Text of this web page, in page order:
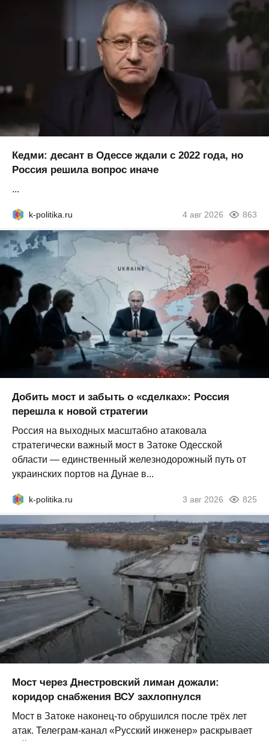
Кедми: десант в Одессе ждали с 2022 года, но
Россия решила вопрос иначе
...
k-politika.ru 4 авг 2026 863
Добить мост и забыть о «сделках»: Россия
перешла к новой стратегии
Россия на выходных масштабно атаковала
стратегически важный мост в Затоке Одесской
области — единственный железнодорожный путь от
украинских портов на Дунае в...
k-politika.ru 3 авг 2026 825
Мост через Днестровский лиман дожали:
коридор снабжения ВСУ захлопнулся
Мост в Затоке наконец-то обрушился после трёх лет
атак. Телеграм-канал «Русский инженер» раскрывает